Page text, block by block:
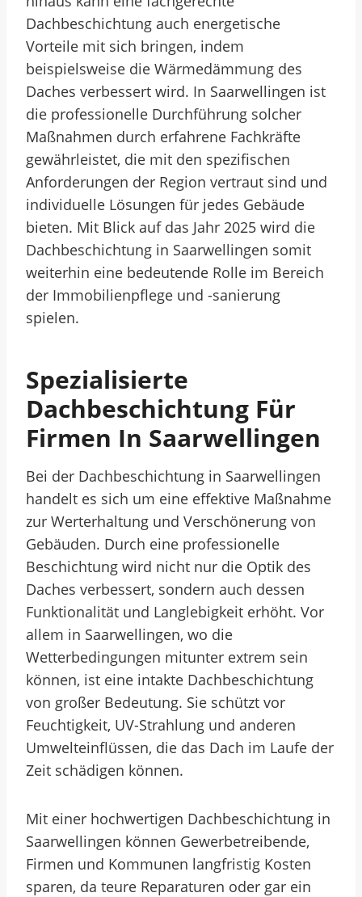
Dachbeschichtung auch energetische
Vorteile mit sich bringen, indem
beispielsweise die Wärmedämmung des
Daches verbessert wird. In Saarwellingen ist
die professionelle Durchführung solcher
Maßnahmen durch erfahrene Fachkräfte
gewährleistet, die mit den spezifischen
Anforderungen der Region vertraut sind und
individuelle Lösungen für jedes Gebäude
bieten. Mit Blick auf das Jahr 2025 wird die
Dachbeschichtung in Saarwellingen somit
weiterhin eine bedeutende Rolle im Bereich
der Immobilienpflege und -sanierung
spielen.
Spezialisierte
Dachbeschichtung Für
Firmen In Saarwellingen
Bei der Dachbeschichtung in Saarwellingen
handelt es sich um eine effektive Maßnahme
zur Werterhaltung und Verschönerung von
Gebäuden. Durch eine professionelle
Beschichtung wird nicht nur die Optik des
Daches verbessert, sondern auch dessen
Funktionalität und Langlebigkeit erhöht. Vor
allem in Saarwellingen, wo die
Wetterbedingungen mitunter extrem sein
können, ist eine intakte Dachbeschichtung
von großer Bedeutung. Sie schützt vor
Feuchtigkeit, UV-Strahlung und anderen
Umwelteinflüssen, die das Dach im Laufe der
Zeit schädigen können.
Mit einer hochwertigen Dachbeschichtung in
Saarwellingen können Gewerbetreibende,
Firmen und Kommunen langfristig Kosten
sparen, da teure Reparaturen oder gar ein